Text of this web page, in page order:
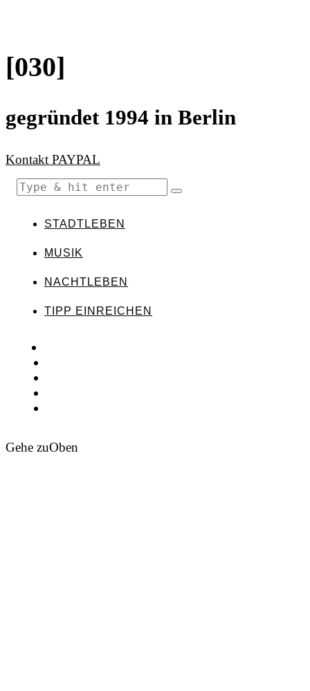
[030]
gegründet 1994 in Berlin
Kontakt PAYPAL
STADTLEBEN
MUSIK
NACHTLEBEN
TIPP EINREICHEN
Gehe zuOben